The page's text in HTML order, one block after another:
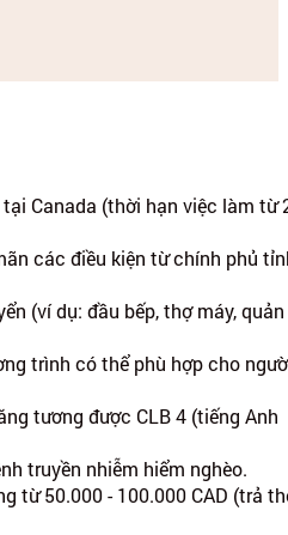
Canada (thời hạn việc làm từ
các điều kiện từ chính phủ
(ví dụ: đầu bếp, thợ máy,
trình có thể phù hợp cho
tương được CLB 4 (tiếng Anh
truyền nhiễm hiểm nghèo.
từ 50.000 - 100.000 CAD (trả